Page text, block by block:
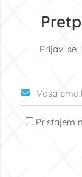
Prijavi se
Pristajem